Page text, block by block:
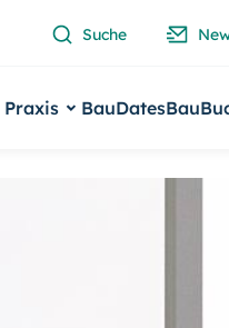
Suche
Praxis BauDates